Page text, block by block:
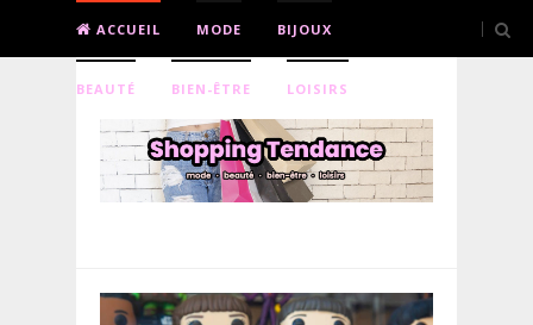
ACCUEIL MODE BIJOUX
BEAUTÉ BIEN-ÊTRE LOISIRS